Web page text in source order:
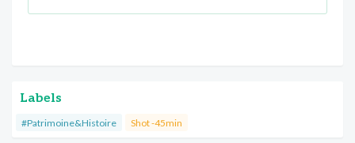
Labels
#Patrimoine&Histoire Shot -45min